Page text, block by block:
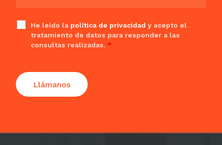
He leído la política de privacidad y acepto el
tratamiento de datos para responder a las
consultas realizadas. *